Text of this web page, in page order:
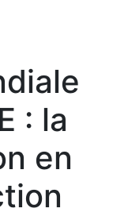
: la
en